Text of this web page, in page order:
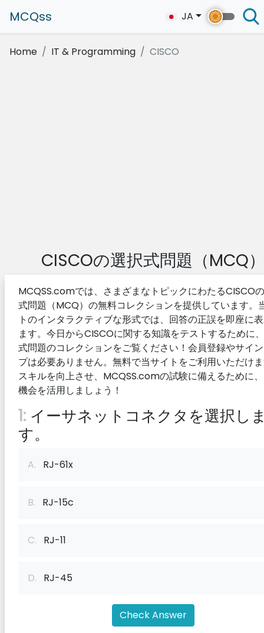
MCQss JA
Home IT & Programming CISCO
CISCOの選択式問題（MCQ
MCQSS.comでは、さまざまなトピックにわたるCISCO
式問題（MCQ）の無料コレクションを提供しています。
トのインタラクティブな形式では、回答の正誤を即座に
ます。今日からCISCOに関する知識をテストするために
式問題のコレクションをご覧ください！会員登録やサイ
プは必要ありません。無料で当サイトをご利用いただけ
スキルを向上させ、MCQSS.comの試験に備えるために
機会を活用しましょう！
1: イーサネットコネクタを選択し
す。
A. RJ-61x
B. RJ-15c
C. RJ-11
D. RJ-45
Check Answer